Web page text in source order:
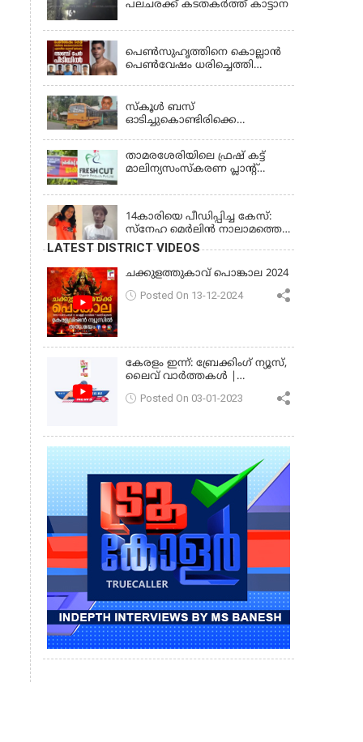
പലചരക്ക് കടതകർത്ത് കാട്ടാന
പെണ്‍സുഹൃത്തിനെ കൊല്ലാന്‍
പെണ്‍വേഷം ധരിച്ചെത്തി
സ്കൂൾ ബസ്
ഓടിച്ചുകൊണ്ടിരിക്കെ
ഡ്രൈവർ മരിച്ചു, രണ്ട്
കുട്ടികൾക്ക് പരിക്ക്
താമരശേരിയിലെ ഫ്രഷ് കട്ട്
മാലിന്യസംസ്കരണ പ്ലാന്റ്
14കാരിയെ പീഡിപ്പിച്ച കേസ്:
സ്നേഹ മെർലിൻ നാലാമത്തെ
പോക്‌സോ കേസിൽ
അറസ്റ്റിലായി
LATEST DISTRICT VIDEOS
ചക്കുളത്തുകാവ് പൊങ്കാല 2024
Posted On 13-12-2024
കേരളം ഇന്ന്: ബ്രേക്കിംഗ് ന്യൂസ്,
ലൈവ് വാർത്തകൾ |
Posted On 03-01-2023